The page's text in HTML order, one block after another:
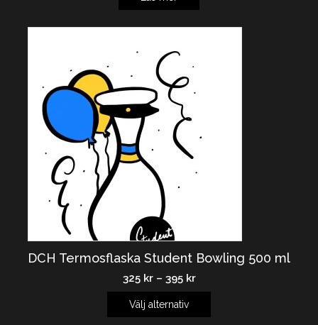
DCH Termosflaska Student Bowling 500 ml
325 kr– 395 kr
Välj alternativ